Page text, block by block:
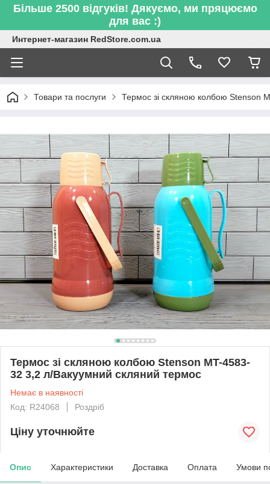
Більше 2500 відгуків! Дякуємо, ми пряцюємо
для вас :)
Интернет-магазин RedStore.com.ua
Товари та послуги Термос зі скляною колбою Stenson
Термос зі скляною колбою Stenson MT-4583-
32 3,2 л/Вакуумний скляний термос
Немає в наявності
Код: R24068
Роздріб
Ціну уточнюйте
Опис Характеристики Доставка Оплата Умови